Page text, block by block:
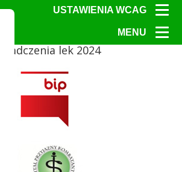
USTAWIENIA WCAG
MENU
świadczenia lek 2024